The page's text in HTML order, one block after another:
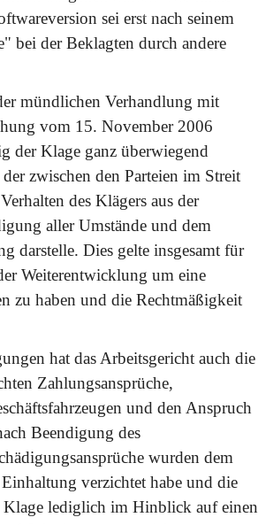
sei erst nach seinem
bei der Beklagten durch andere
mündlichen Verhandlung mit
vom 15. November 2006
der Klage ganz überwiegend
zwischen den Parteien im Streit
des Klägers aus der
aller Umstände und dem
darstelle. Dies gelte insgesamt für
Weiterentwicklung um eine
zu haben und die Rechtmäßigkeit
hat das Arbeitsgericht auch die
Zahlungsansprüche,
und den Anspruch
Beendigung des
wurden dem
verzichtet habe und die
lediglich im Hinblick auf einen